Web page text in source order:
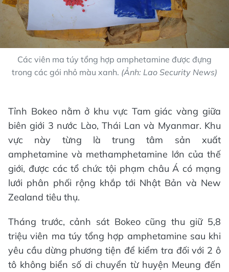
Các viên ma túy tổng hợp amphetamine được đựng
trong các gói nhỏ màu xanh. (Ảnh: Lao Security News)
Tỉnh Bokeo nằm ở khu vực Tam giác vàng giữa
biên giới 3 nước Lào, Thái Lan và Myanmar. Khu
vực này từng là trung tâm sản xuất
amphetamine và methamphetamine lớn của thế
giới, được các tổ chức tội phạm châu Á có mạng
lưới phân phối rộng khắp tới Nhật Bản và New
Zealand tiêu thụ.
Tháng trước, cảnh sát Bokeo cũng thu giữ 5,8
triệu viên ma túy tổng hợp amphetamine sau khi
yêu cầu dừng phương tiện để kiểm tra đối với 2 ô
tô không biển số di chuyển từ huyện Meung đến